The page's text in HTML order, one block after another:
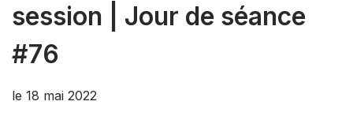
session | Jour de séance
#76
le 18 mai 2022